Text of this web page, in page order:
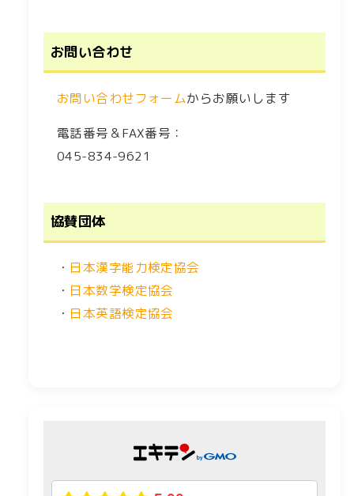
お問い合わせ
お問い合わせフォームからお願いします
電話番号＆FAX番号：
045-834-9621
協賛団体
・ 日本漢字能力検定協会
・ 日本数学検定協会
・ 日本英語検定協会